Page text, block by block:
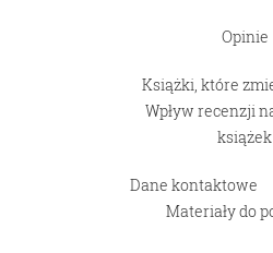
Opinie
Książki, które
Wpływ recenzji
książek
Dane kontaktowe
Materiały do